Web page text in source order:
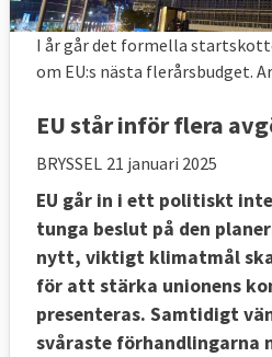
I år går det formella
om EU:s nästa flerårsbudget.
EU står inför flera
BRYSSEL 21 januari 2025
EU går in i ett politiskt
tunga beslut på den
nytt, viktigt klimatmål
för att stärka unionens
presenteras. Samtidigt
svåraste förhandlingarna